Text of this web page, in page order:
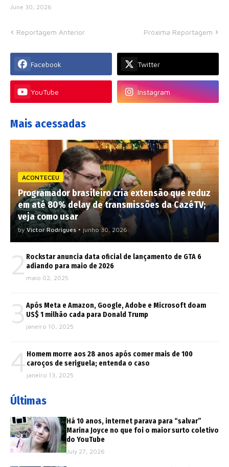
June 30, 2026
Reportagem Anterior Próxima Reportagem
Facebook Twitter
YouTube Instagram
Mais acessadas
ACONTECEU
Programador brasileiro cria extensão que reduz
em até 80% delay de transmissões da CazéTV;
veja como usar
by Victor Rodrigues • junho 30, 2026
2 Rockstar anuncia data oficial de lançamento de GTA 6
adiando para maio de 2026
maio 02, 2025
3 Após Meta e Amazon, Google, Adobe e Microsoft doam
US$ 1 milhão cada para Donald Trump
janeiro 10, 2025
4 Homem morre aos 28 anos após comer mais de 100
caroços de seriguela; entenda o caso
janeiro 13, 2025
Últimas
Há 10 anos, internet parava para “salvar”
Marina Joyce no que foi o maior surto coletivo
do YouTube
July 27, 2026